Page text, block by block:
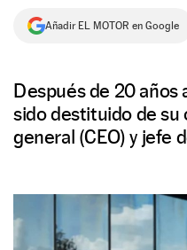
Añadir EL MOTOR en Google
Después de 20 años
sido destituido de
general (CEO) y jefe